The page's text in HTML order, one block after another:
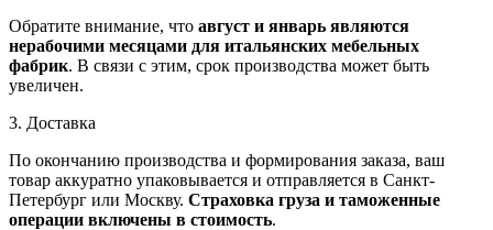
Обратите внимание, что август и январь являются
нерабочими месяцами для итальянских мебельных
фабрик. В связи с этим, срок производства может быть
увеличен.
3. Доставка
По окончанию производства и формирования заказа, ваш
товар аккуратно упаковывается и отправляется в Санкт-
Петербург или Москву. Страховка груза и таможенные
операции включены в стоимость.